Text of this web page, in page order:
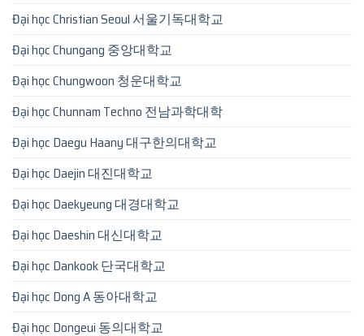
Đại học Christian Seoul 서울기독대학교
Đại học Chungang 중앙대학교
Đại học Chungwoon 청운대학교
Đại học Chunnam Techno 전남과학대학
Đại học Daegu Haany 대구한의대학교
Đại học Daejin 대진대학교
Đại học Daekyeung 대경대학교
Đại học Daeshin 대신대학교
Đại học Dankook 단국대학교
Đại học Dong A 동아대학교
Đại học Dongeui 동의대학교